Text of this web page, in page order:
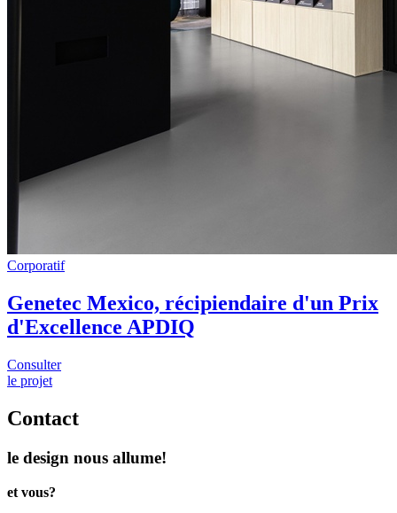
Corporatif
Genetec Mexico, récipiendaire d'un Prix
d'Excellence APDIQ
Consulter
le projet
Contact
le design nous allume!
et vous?